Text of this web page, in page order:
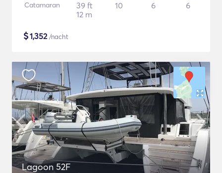
Catamaran
39 ft
12 m
10 6 6
$1,352/nacht
Lagoon 52F